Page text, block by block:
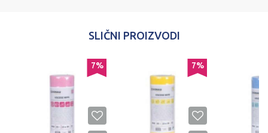
SLIČNI PROIZVODI
7% 7%